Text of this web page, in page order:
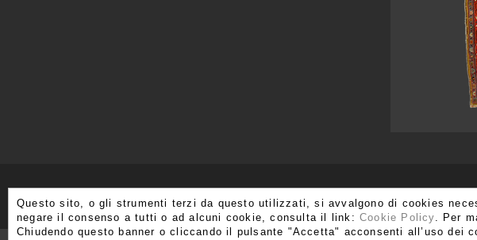
Questo sito, o gli strumenti terzi da questo utilizzati, si avvalgono di cookies
negare il consenso a tutti o ad alcuni cookie, consulta il link:Cookie Policy. Per
Chiudendo questo banner o cliccando il pulsante "Accetta" acconsenti all’uso dei